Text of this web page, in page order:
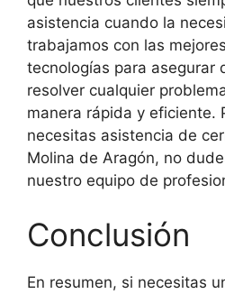
asistencia cuando la
trabajamos con las
tecnologías para asegurar
resolver cualquier
manera rápida y eficiente.
necesitas asistencia de
Molina de Aragón, no
nuestro equipo de
Conclusión
En resumen, si necesitas